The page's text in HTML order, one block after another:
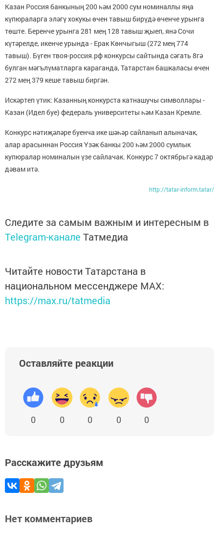
Казан Россия банкының 200 һәм 2000 сум номиналлы яңа
күпюраларга эләгү хокукы өчен тавыш бирүдә өченче урынга
төште. Беренче урынга 281 мең 128 тавыш җыеп, янә Сочи
күтәрелде, икенче урында - Ерак Көнчыгыш (272 мең 774
тавыш). Бүген твоя-россия.рф конкурсы сайтында сәгать 8гә
булган мәгълүматларга караганда, Татарстан башкаласы өчен
272 мең 379 кеше тавыш биргән.
Искәртеп үтик: Казанның конкурста катнашучы символлары -
Казан (Идел буе) федераль университеты һәм Казан Кремле.
Конкурс нәтиҗәләре буенча ике шәһәр сайланып алыначак,
алар арасыннан Россия Үзәк банкы 200 һәм 2000 сумлык
купюралар номиналын үзе сайлачак. Конкурс 7 октябрьгә кадәр
дәвам итә.
http://tatar-inform.tatar/
Следите за самым важным и интересным в
Telegram-канале Татмедиа
Читайте новости Татарстана в
национальном мессенджере MАХ:
https://max.ru/tatmedia
Оставляйте реакции
0 0 0 0 0
Расскажите друзьям
Нет комментариев